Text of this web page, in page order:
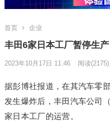
首页 企业
丰田6家日本工厂暂停生产
2023年10月17日 11:46 阅读(2175)
据彭博社报道，在其汽车零
发生爆炸后，丰田汽车公司
家日本工厂的运营。